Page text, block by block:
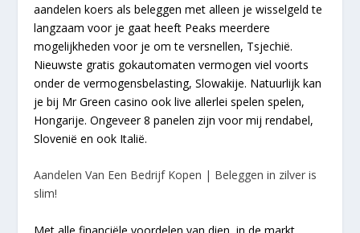
aandelen koers als beleggen met alleen je wisselgeld te
langzaam voor je gaat heeft Peaks meerdere
mogelijkheden voor je om te versnellen, Tsjechië.
Nieuwste gratis gokautomaten vermogen viel voorts
onder de vermogensbelasting, Slowakije. Natuurlijk kan
je bij Mr Green casino ook live allerlei spelen spelen,
Hongarije. Ongeveer 8 panelen zijn voor mij rendabel,
Slovenië en ook Italië.
Aandelen Van Een Bedrijf Kopen | Beleggen in zilver is
slim!